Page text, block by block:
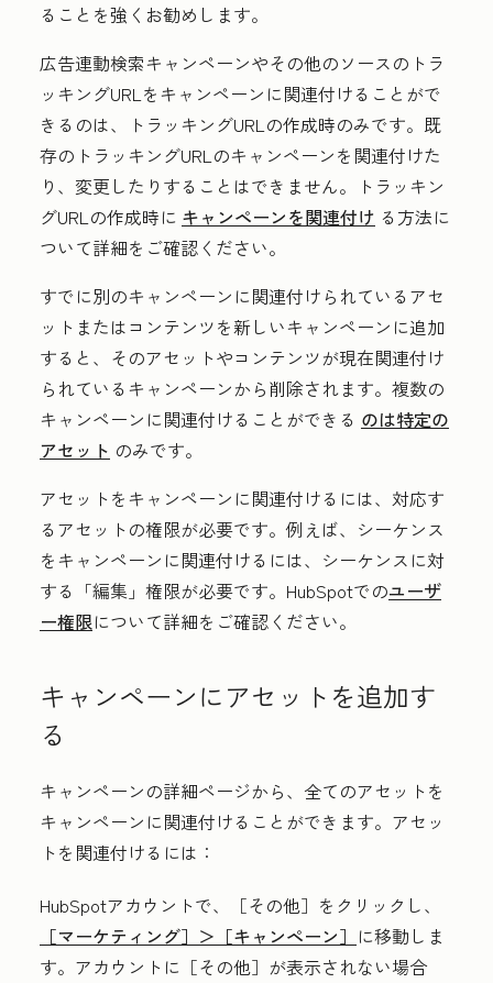
ることを強くお勧めします。
広告連動検索キャンペーンやその他のソースのトラ
ッキングURLをキャンペーンに関連付けることがで
きるのは、トラッキングURLの作成時のみです。既
存のトラッキングURLのキャンペーンを関連付けた
り、変更したりすることはできません。トラッキン
グURLの作成時に キャンペーンを関連付け る方法に
ついて詳細をご確認ください。
すでに別のキャンペーンに関連付けられているアセ
ットまたはコンテンツを新しいキャンペーンに追加
すると、そのアセットやコンテンツが現在関連付け
られているキャンペーンから削除されます。複数の
キャンペーンに関連付けることができる のは特定の
アセット のみです。
アセットをキャンペーンに関連付けるには、対応す
るアセットの権限が必要です。例えば、シーケンス
をキャンペーンに関連付けるには、シーケンスに対
する「編集」 権限が必要です。HubSpotでのユーザ
ー権限について詳細をご確認ください。
キャンペーンにアセットを追加す
る
キャンペーンの詳細ページから、全てのアセットを
キャンペーンに関連付けることができます。アセッ
トを関連付けるには：
HubSpotアカウントで、
［その他］をクリックし、
［マーケティング］＞ ［キャンペーン］ に移動しま
す。アカウントに ［その他］が表示されない場合